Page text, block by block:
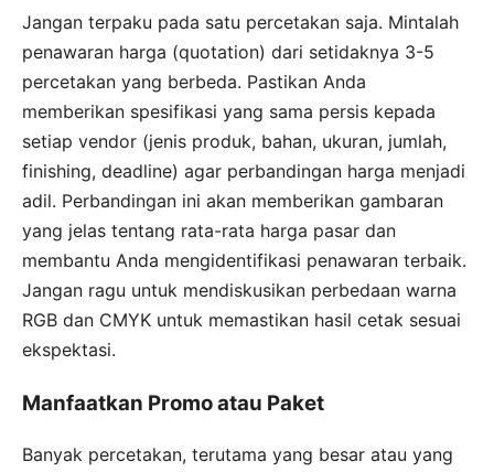
Jangan terpaku pada satu percetakan saja. Mintalah
penawaran harga (quotation) dari setidaknya 3-5
percetakan yang berbeda. Pastikan Anda
memberikan spesifikasi yang sama persis kepada
setiap vendor (jenis produk, bahan, ukuran, jumlah,
finishing, deadline) agar perbandingan harga menjadi
adil. Perbandingan ini akan memberikan gambaran
yang jelas tentang rata-rata harga pasar dan
membantu Anda mengidentifikasi penawaran terbaik.
Jangan ragu untuk mendiskusikan perbedaan warna
RGB dan CMYK untuk memastikan hasil cetak sesuai
ekspektasi.
Manfaatkan Promo atau Paket
Banyak percetakan, terutama yang besar atau yang